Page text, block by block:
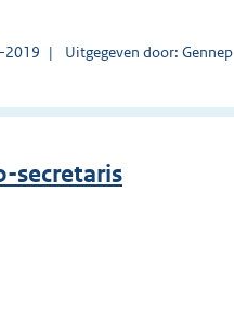
2019 Uitgegeven door: Gennep
secretaris